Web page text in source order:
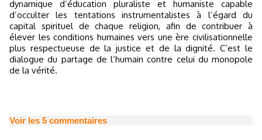
dynamique d’éducation pluraliste et humaniste capable
d’occulter les tentations instrumentalistes à l’égard du
capital spirituel de chaque religion, afin de contribuer à
élever les conditions humaines vers une ère civilisationnelle
plus respectueuse de la justice et de la dignité. C’est le
dialogue du partage de l’humain contre celui du monopole
de la vérité.
Voir les 5 commentaires